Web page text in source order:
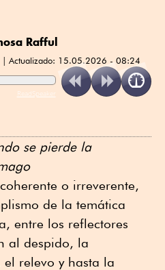
Rafful
Actualizado: 15.05.2026 - 08:24
ReadSpeaker
se pierde la
o irreverente,
de la temática
entre los reflectores
al despido, la
relevo y hasta la